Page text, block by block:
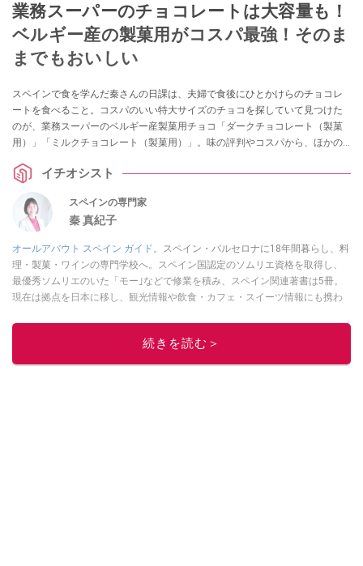
業務スーパーのチョコレートは大容量も！
ベルギー産の製菓用がコスパ最強！そのま
までもおいしい
スペインで食を学んだ秦さんの日課は、夫婦で食後にひとかけらのチョコレ
ートを食べること。コスパのいい特大サイズのチョコを探していて見つけた
のが、業務スーパーのベルギー産製菓用チョコ「ダークチョコレート（製菓
用）」「ミルクチョコレート（製菓用）」。味の評判やコスパから、ほかの
介します。イチオシスト
スペインの専門家
秦 真紀子
オールアバウト スペイン ガイド。 スペイン・バルセロナに18年間暮らし、料
理・製菓・ワインの専門学校へ。スペイン国認定のソムリエ資格を取得し、
最優秀ソムリエのいた「モー｣などで修業を積み、スペイン関連著書は5冊。
現在は拠点を日本に移し、観光情報や飲食・カフェ・スイーツ情報にも携わ
ーツ販売チェーンのおすすめ商品情報も発信。
17州おいしい旅』（‎産業編集センター刊）ほか。
ガイドや、飲食関連の方の視察旅行のコーディネートやガイド、スペインの
続きを読む＞